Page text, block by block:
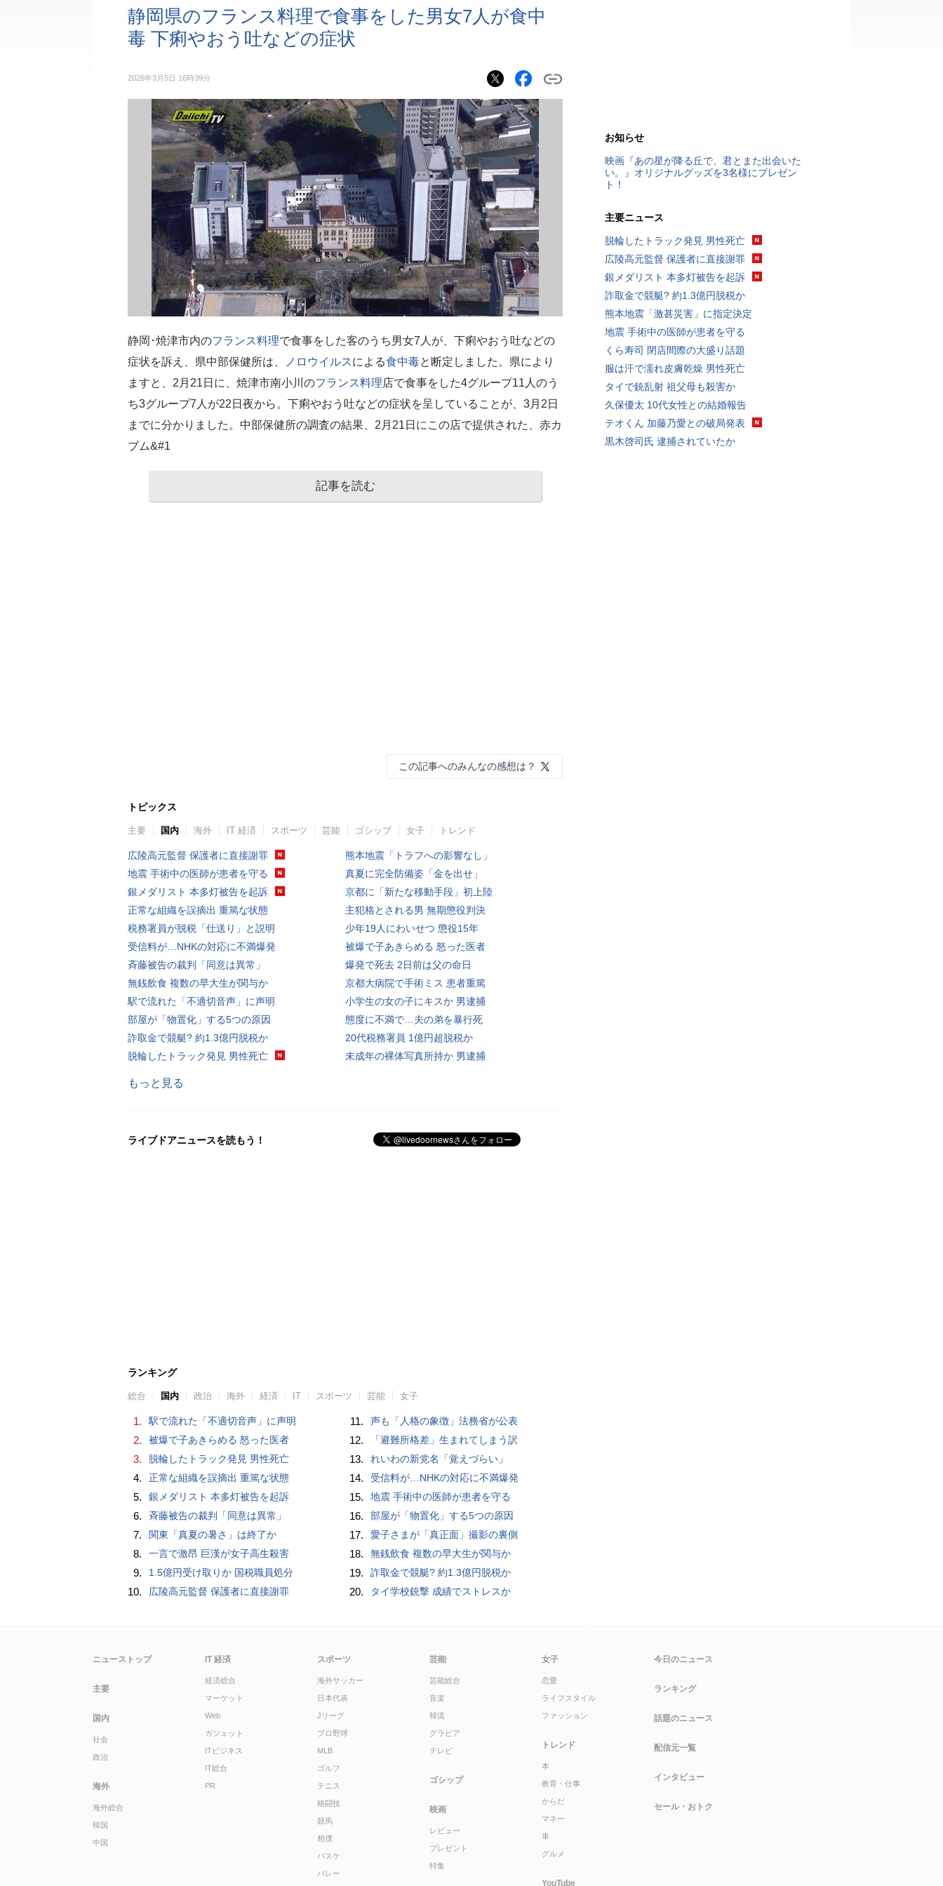
静岡県のフランス料理で食事をした男女7人が食中
毒 下痢やおう吐などの症状
2026年3月5日 16時39分
静岡･焼津市内のフランス料理で食事をした客のうち男女7人が、下痢やおう吐などの
症状を訴え、県中部保健所は、
ノロウイルスによる食中毒と断定しました。県により
ますと、2月21日に、焼津市南小川のフランス料理店で食事をした4グループ11人のう
ち3グループ7人が22日夜から。下痢やおう吐などの症状を呈していることが、3月2日
までに分かりました。中部保健所の調査の結果、2月21日にこの店で提供された、赤カ
ブム&#1
記事を読む
この記事へのみんなの感想は？
トピックス
主要 国内 海外 IT 経済 スポーツ 芸能 ゴシップ 女子 トレンド
広陵高元監督 保護者に直接謝罪
地震 手術中の医師が患者を守る
銀メダリスト 本多灯被告を起訴
正常な組織を誤摘出 重篤な状態
税務署員が脱税「仕送り」と説明
受信料が…NHKの対応に不満爆発
斉藤被告の裁判「同意は異常」
無銭飲食 複数の早大生が関与か
駅で流れた「不適切音声」に声明
部屋が「物置化」する5つの原因
詐取金で競艇? 約1.3億円脱税か
脱輪したトラック発見 男性死亡
熊本地震「トラフへの影響なし」
真夏に完全防備姿「金を出せ」
京都に「新たな移動手段」初上陸
主犯格とされる男 無期懲役判決
少年19人にわいせつ 懲役15年
被爆で子あきらめる 怒った医者
爆発で死去 2日前は父の命日
京都大病院で手術ミス 患者重篤
小学生の女の子にキスか 男逮捕
態度に不満で…夫の弟を暴行死
20代税務署員 1億円超脱税か
未成年の裸体写真所持か 男逮捕
もっと見る
ライブドアニュースを読もう！
ランキング
総合 国内 政治 海外 経済 IT スポーツ 芸能 女子
1. 駅で流れた「不適切音声」に声明
2. 被爆で子あきらめる 怒った医者
3. 脱輪したトラック発見 男性死亡
4. 正常な組織を誤摘出 重篤な状態
5. 銀メダリスト 本多灯被告を起訴
6. 斉藤被告の裁判「同意は異常」
7. 関東「真夏の暑さ」は終了か
8. 一言で激昂 巨漢が女子高生殺害
9. 1.5億円受け取りか 国税職員処分
10. 広陵高元監督 保護者に直接謝罪
11. 声も「人格の象徴」法務省が公表
12. 「避難所格差」生まれてしまう訳
13. れいわの新党名「覚えづらい」
14. 受信料が…NHKの対応に不満爆発
15. 地震 手術中の医師が患者を守る
16. 部屋が「物置化」する5つの原因
17. 愛子さまが「真正面」撮影の裏側
18. 無銭飲食 複数の早大生が関与か
19. 詐取金で競艇? 約1.3億円脱税か
20. タイ学校銃撃 成績でストレスか
お知らせ
映画『あの星が降る丘で、君とまた出会いた
い。』オリジナルグッズを3名様にプレゼン
ト！
主要ニュース
脱輪したトラック発見 男性死亡
広陵高元監督 保護者に直接謝罪
銀メダリスト 本多灯被告を起訴
詐取金で競艇? 約1.3億円脱税か
熊本地震「激甚災害」に指定決定
地震 手術中の医師が患者を守る
くら寿司 閉店間際の大盛り話題
服は汗で濡れ皮膚乾燥 男性死亡
タイで銃乱射 祖父母も殺害か
久保優太 10代女性との結婚報告
テオくん 加藤乃愛との破局発表
黒木啓司氏 逮捕されていたか
ニューストップ
主要
国内
社会
政治
海外
海外総合
韓国
中国
IT 経済
経済総合
マーケット
Web
ガジェット
ITビジネス
IT総合
PR
スポーツ
海外サッカー
日本代表
Jリーグ
プロ野球
MLB
ゴルフ
テニス
格闘技
競馬
相撲
バスケ
バレー
芸能
芸能総合
音楽
韓流
グラビア
テレビ
ゴシップ
映画
レビュー
プレゼント
特集
女子
恋愛
ライフスタイル
ファッション
トレンド
本
教育・仕事
からだ
マネー
車
グルメ
YouTube
今日のニュース
ランキング
話題のニュース
配信元一覧
インタビュー
セール・おトク